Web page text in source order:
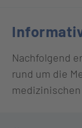
Nachfolgend
rund um die